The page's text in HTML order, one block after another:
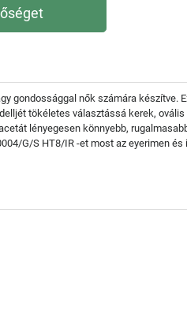
gondossággal nők számára készítve.
tökéletes választássá kerek,
lényegesen könnyebb,
G/S HT8/IR -et most az eyerimen